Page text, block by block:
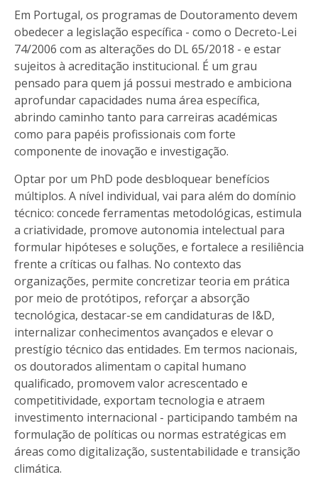
Em Portugal, os programas de Doutoramento devem
obedecer a legislação específica - como o Decreto-Lei
74/2006 com as alterações do DL 65/2018 - e estar
sujeitos à acreditação institucional. É um grau
pensado para quem já possui mestrado e ambiciona
aprofundar capacidades numa área específica,
abrindo caminho tanto para carreiras académicas
como para papéis profissionais com forte
componente de inovação e investigação.
Optar por um PhD pode desbloquear benefícios
múltiplos. A nível individual, vai para além do domínio
técnico: concede ferramentas metodológicas, estimula
a criatividade, promove autonomia intelectual para
formular hipóteses e soluções, e fortalece a resiliência
frente a críticas ou falhas. No contexto das
organizações, permite concretizar teoria em prática
por meio de protótipos, reforçar a absorção
tecnológica, destacar-se em candidaturas de I&D,
internalizar conhecimentos avançados e elevar o
prestígio técnico das entidades. Em termos nacionais,
os doutorados alimentam o capital humano
qualificado, promovem valor acrescentado e
competitividade, exportam tecnologia e atraem
investimento internacional - participando também na
formulação de políticas ou normas estratégicas em
áreas como digitalização, sustentabilidade e transição
climática.